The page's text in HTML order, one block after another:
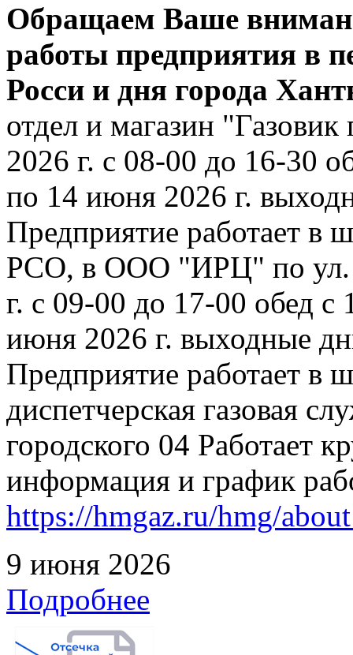
Обращаем Ваше
работы предприятия в
Росси и дня города
отдел и магазин
2026 г. с 08-00 до 16-30
по 14 июня 2026 г.
Предприятие работает в
РСО, в ООО "ИРЦ" по ул.
г. с 09-00 до 17-00 обед
июня 2026 г. выходные
Предприятие работает в
диспетчерская газовая
городского 04 Работает
информация и график
https://hmgaz.ru/hmg/
9 июня 2026
Подробнее